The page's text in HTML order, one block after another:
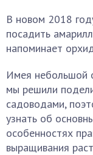
В новом 2018
посадить
напоминает
Имея небольшой
мы решили
садоводами,
узнать об
особенностях
выращивания